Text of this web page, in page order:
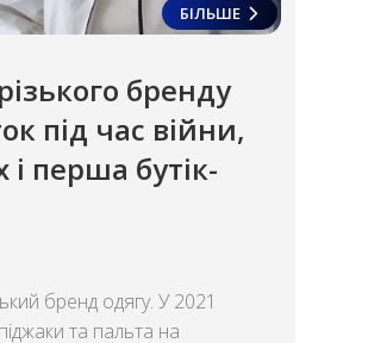
БІЛЬШЕ
бренду
під час війни,
перша бутік-
бренд одягу. У 2021
та пальта на